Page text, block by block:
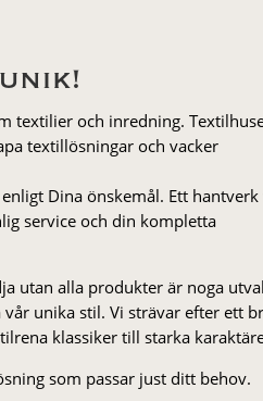
textilier och inredning.
textillösningar och vacker
Dina önskemål. Ett hantverk
service och din kompletta
utan alla produkter är noga
unika stil. Vi strä­var efter ett
klas­siker till starka
som passar just ditt behov.